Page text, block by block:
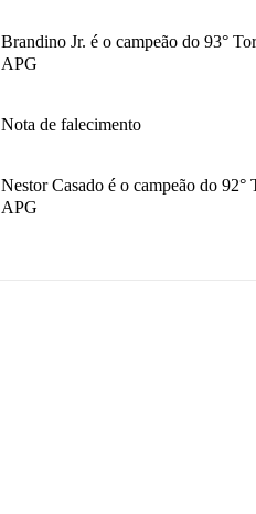
Brandino Jr. é o campeão do 93°
APG
Nota de falecimento
Nestor Casado é o campeão do 92°
APG